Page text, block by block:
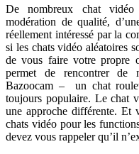
De nombreux chat vidéo
modération de qualité,
réellement intéressé par la
si les chats vidéo aléatoires
de vous faire votre propre
permet de rencontrer de
Bazoocam – un chat
toujours populaire. Le chat
une approche différente.
chats vidéo pour les
devez vous rappeler qu’il